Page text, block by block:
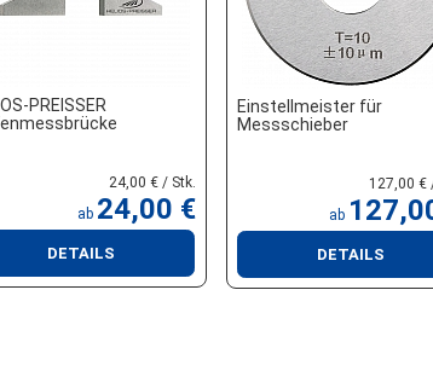
PREISSER
24,00 € / Stk.
ab 24,00 €
DETAILS
Einstellmeister für
Messschieber
127,00 €
ab
DETAILS